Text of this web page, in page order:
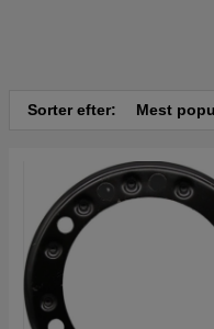
Sorter efter: Mest